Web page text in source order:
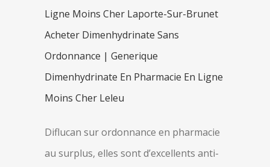
Ligne Moins Cher Laporte-Sur-Brunet
Acheter Dimenhydrinate Sans
Ordonnance | Generique
Dimenhydrinate En Pharmacie En Ligne
Moins Cher Leleu
Diflucan sur ordonnance en pharmacie
au surplus, elles sont d’excellents anti-